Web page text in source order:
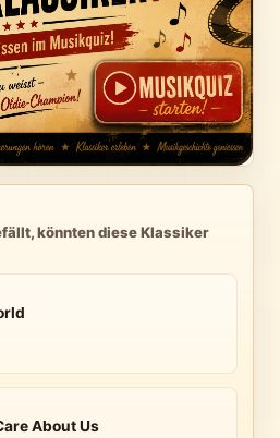
könnten diese Klassiker
About Us